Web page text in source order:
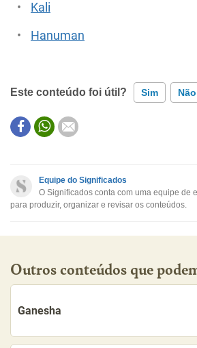
Kali
Hanuman
Este conteúdo foi útil? Sim Não
Este conteúdo não tem a informação
Outro
Equipe do Significados
O Significados conta com uma equipe de
para produzir, organizar e revisar os conteúdos.
Outros conteúdos que
Ganesha